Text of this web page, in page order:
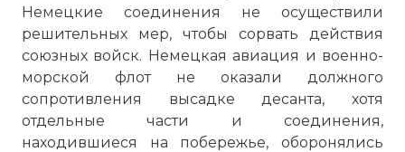
Немецкие соединения не осуществили
решительных мер, чтобы сорвать действия
союзных войск. Немецкая авиация и военно-
морской флот не оказали должного
сопротивления высадке десанта, хотя
отдельные части и соединения,
находившиеся на побережье, оборонялись